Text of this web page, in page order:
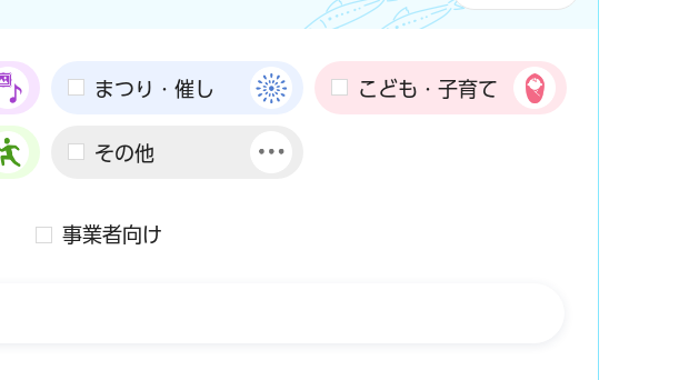
まつり・催し こども・子育て
その他
事業者向け